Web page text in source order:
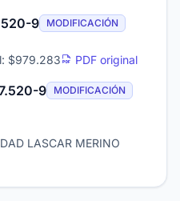
9
MODIFICACIÓN
$979.283 PDF original
9
MODIFICACIÓN
LASCAR MERINO